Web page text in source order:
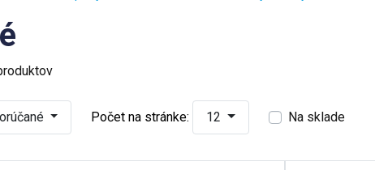
Počet na stránke: 12 Na sklade